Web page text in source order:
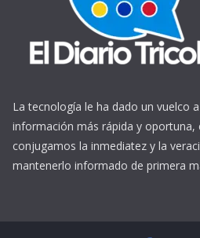
La tecnología le ha dado un vuelco
información más rápida y oportuna,
conjugamos la inmediatez y la
mantenerlo informado de primera